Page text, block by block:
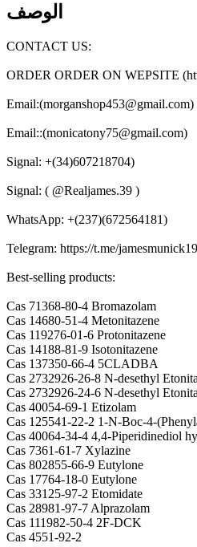
الوصف
CONTACT US:
ORDER ORDER ON WEPSITE
Email:(morganshop453@gmail.com)
Email::(monicatony75@gmail.com)
Signal: +(34)607218704)
Signal: ( @Realjames.39 )
WhatsApp: +(237)(672564181)
Telegram: https://t.me/
Best-selling products:
Cas 71368-80-4 Bromazolam
Cas 14680-51-4 Metonitazene
Cas 119276-01-6 Protonitazene
Cas 14188-81-9 Isotonitazene
Cas 137350-66-4 5CLADBA
Cas 2732926-26-8 N-desethyl
Cas 2732926-24-6 N-desethyl
Cas 40054-69-1 Etizolam
Cas 125541-22-2 1-N-Boc-4-
Cas 40064-34-4 4,4-Piperidinediol
Cas 7361-61-7 Xylazine
Cas 802855-66-9 Eutylone
Cas 17764-18-0 Eutylone
Cas 33125-97-2 Etomidate
Cas 28981-97-7 Alprazolam
Cas 111982-50-4 2F-DCK
Cas 4551-92-2